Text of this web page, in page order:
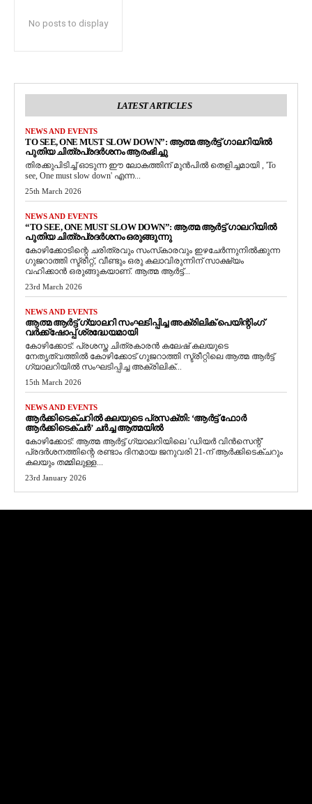
No posts to display
LATEST ARTICLES
NEWS AND EVENTS
TO SEE, ONE MUST SLOW DOWN”: ആത്മ ആർട്ട് ഗാലറിയിൽ
പുതിയ ചിത്രപ്രദർശനം ആരംഭിച്ചു
തിരക്കുപിടിച്ച് ഓടുന്ന ഈ ലോകത്തിന് മുൻപിൽ തെളിച്ചമായി , 'To
see, One must slow down' എന്ന...
25th March 2026
NEWS AND EVENTS
“TO SEE, ONE MUST SLOW DOWN”: ആത്മ ആർട്ട് ഗാലറിയിൽ
പുതിയ ചിത്രപ്രദർശനം ഒരുങ്ങുന്നു
കോഴിക്കോടിന്റെ ചരിത്രവും സംസ്‌കാരവും ഇഴചേർന്നുനിൽക്കുന്ന
ഗുജറാത്തി സ്ട്രീറ്റ്, വീണ്ടും ഒരു കലാവിരുന്നിന് സാക്ഷ്യം
വഹിക്കാൻ ഒരുങ്ങുകയാണ്. ആത്മ ആർട്ട്...
23rd March 2026
NEWS AND EVENTS
ആത്മ ആർട്ട് ഗ്യാലറി സംഘടിപ്പിച്ച അക്രിലിക് പെയിന്റിംഗ്
വർക്ക്‌ഷോപ്പ് ശ്രദ്ധേയമായി
കോഴിക്കോട്: പ്രശസ്ത ചിത്രകാരൻ കലേഷ് കലയുടെ
നേതൃത്വത്തിൽ കോഴിക്കോട് ഗുജറാത്തി സ്ട്രീറ്റിലെ ആത്മ ആർട്ട്
ഗ്യാലറിയിൽ സംഘടിപ്പിച്ച അക്രിലിക്...
15th March 2026
NEWS AND EVENTS
ആർക്കിടെക്ചറിൽ കലയുടെ പ്രസക്തി: ‘ആർട്ട് ഫോർ
ആർക്കിടെക്ചർ’ ചർച്ച ആത്മയിൽ
​കോഴിക്കോട്: ആത്മ ആർട്ട് ഗ്യാലറിയിലെ 'ഡിയർ വിൻസെന്റ്'
പ്രദർശനത്തിന്റെ രണ്ടാം ദിനമായ ജനുവരി 21-ന് ആർക്കിടെക്ചറും
കലയും തമ്മിലുള്ള...
23rd January 2026